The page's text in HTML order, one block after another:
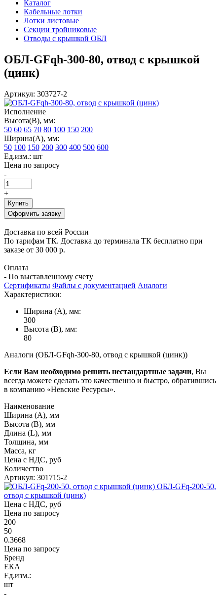
Каталог
Кабельные лотки
Лотки листовые
Секции тройниковые
Отводы с крышкой ОБЛ
ОБЛ-GFqh-300-80, отвод с крышкой
(цинк)
Артикул: 303727-2
Исполнение
Высота(В), мм:
50 60 65 70 80 100 150 200
Ширина(А), мм:
50 100 150 200 300 400 500 600
Ед.изм.: шт
Цена по запросу
-
+
Купить
Оформить заявку
Доставка по всей России
По тарифам ТК. Доставка до терминала ТК бесплатно при
заказе от 30 000 р.
Оплата
- По выставленному счету
Сертификаты Файлы с документацией Аналоги
Характеристики:
Ширина (А), мм:
300
Высота (В), мм:
80
Аналоги (ОБЛ-GFqh-300-80, отвод с крышкой (цинк))
Если Вам необходимо решить нестандартные задачи, Вы
всегда можете сделать это качественно и быстро, обратившись
в компанию «Невские Ресурсы».
Наименование
Ширина (А), мм
Высота (В), мм
Длина (L), мм
Толщина, мм
Масса, кг
Цена с НДС, руб
Количество
Артикул: 301715-2
ОБЛ-GFq-200-50,
отвод с крышкой (цинк)
Цена с НДС, руб
Цена по запросу
200
50
0.3668
Цена по запросу
Бренд
ЕКА
Ед.изм.:
шт
-